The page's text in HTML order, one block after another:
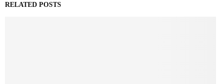
RELATED POSTS